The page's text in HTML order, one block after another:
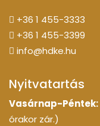
+36 1 455-3333
+36 1 455-3399
info@hdke.hu
Nyitvatartás
Vasárnap-Péntek:
órakor zár.)